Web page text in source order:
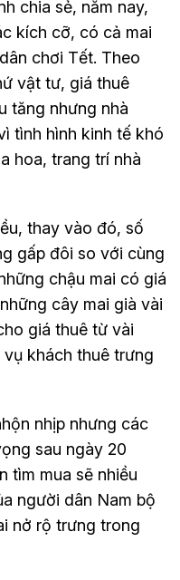
chia sẻ, năm nay,
kích cỡ, có cả mai
chơi Tết. Theo
vật tư, giá thuê
tăng nhưng nhà
tình hình kinh tế khó
hoa, trang trí nhà
thay vào đó, số
gấp đôi so với cùng
chậu mai có giá
cây mai già vài
giá thuê từ vài
khách thuê trưng
nhịp nhưng các
sau ngày 20
tìm mua sẽ nhiều
người dân Nam bộ
nở rộ trưng trong